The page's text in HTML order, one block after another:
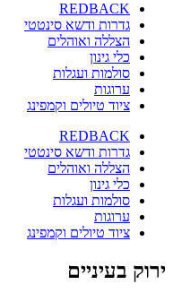
REDBACK
גדרות ודשא סינטטי
הצללה ואוהלים
כלי גינון
סולמות ועגלות
ערוגות
ציוד טיולים וקמפינג
REDBACK
גדרות ודשא סינטטי
הצללה ואוהלים
כלי גינון
סולמות ועגלות
ערוגות
ציוד טיולים וקמפינג
ירוק בעיניים